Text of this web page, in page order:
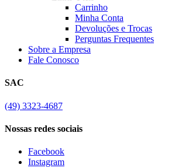
Carrinho
Minha Conta
Devoluções e Trocas
Perguntas Frequentes
Sobre a Empresa
Fale Conosco
SAC
(49) 3323-4687
Nossas redes sociais
Facebook
Instagram